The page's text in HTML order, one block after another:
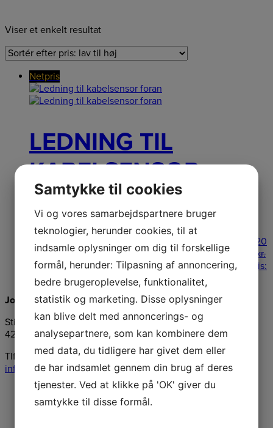
Viser et enkelt resultat
Netpris
LEDNING TIL
KABELSENSOR
FORAN
Ledning til kabelsensor foran Passer til: Automower 320
NERA Automower 430X NERA Automower 4499,00
kr.
Original price was: 499,00 kr..429,00kr.Current price is:
429,00 kr.. Læs mere
Jongshøj Maskiner ApS
Stillingevej 46, Kirke Stillinge
4200 Slagelse
Tlf.:
58547276
info@jongshoej-maskiner.dk
Samtykke til cookies
Vi og vores samarbejdspartnere bruger
teknologier, herunder cookies, til at
indsamle oplysninger om dig til forskellige
formål, herunder: Tilpasning af annoncering,
bedre brugeroplevelse, funktionalitet,
statistik og marketing. Disse oplysninger
kan blive delt med annoncerings- og
analysepartnere, som kan kombinere dem
med data, du tidligere har givet dem eller
de har indsamlet gennem din brug af deres
tjenester. Ved at klikke på 'OK' giver du
samtykke til disse formål.